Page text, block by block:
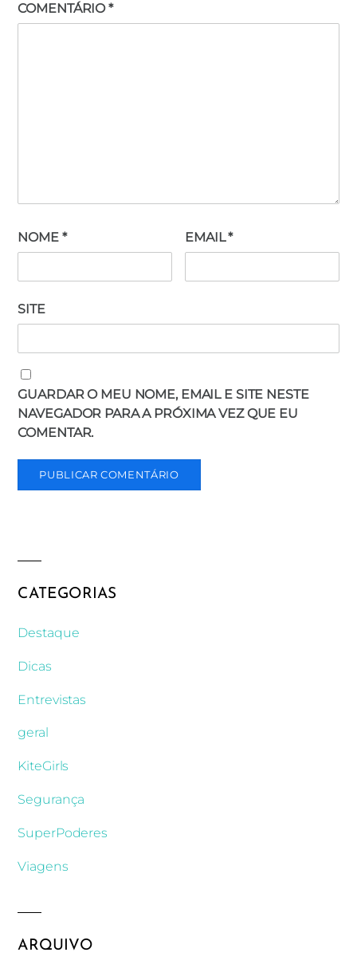
COMENTÁRIO*
NOME * EMAIL*
SITE
GUARDAR O MEU NOME, EMAIL E SITE NESTE
NAVEGADOR PARA A PRÓXIMA VEZ QUE EU
COMENTAR.
CATEGORIAS
Destaque
Dicas
Entrevistas
geral
KiteGirls
Segurança
SuperPoderes
Viagens
ARQUIVO